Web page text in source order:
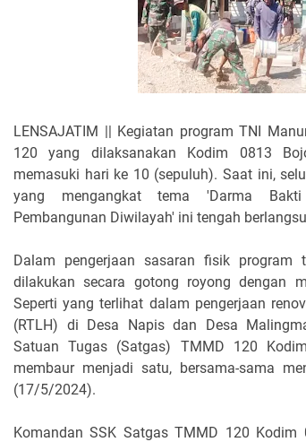
LENSAJATIM || Kegiatan program TNI
120 yang dilaksanakan Kodim 0813
memasuki hari ke 10 (sepuluh). Saat ini,
yang mengangkat tema 'Darma Bakti
Pembangunan Diwilayah' ini tengah
Dalam pengerjaan sasaran fisik program
dilakukan secara gotong royong dengan
Seperti yang terlihat dalam pengerjaan
(RTLH) di Desa Napis dan Desa
Satuan Tugas (Satgas) TMMD 120
membaur menjadi satu, bersama-sama
(17/5/2024).
Komandan SSK Satgas TMMD 120